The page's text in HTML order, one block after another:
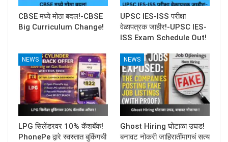
CBSE मध्ये मोठा बदल!-CBSE
Big Curriculum Change!
UPSC IES-ISS परीक्षा
वेळापत्रक जाहीर!-UPSC IES-
ISS Exam Schedule Out!
NEWS
LPG सिलेंडरवर 10% कॅशबॅक!
PhonePe द्वारे स्वस्तात बुकिंगची
NEWS
Ghost Hiring घोटाळा उघड!
बनावट नोकरी जाहिरातींमागचं सत्य